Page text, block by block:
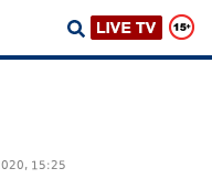
15:25